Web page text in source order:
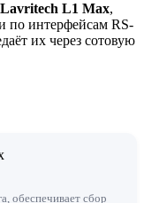
Lavritech L1 Max,
по интерфейсам RS-
их через сотовую
обеспечивает сбор